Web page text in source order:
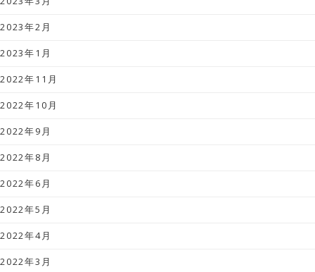
2023年2月
2023年1月
2022年11月
2022年10月
2022年9月
2022年8月
2022年6月
2022年5月
2022年4月
2022年3月